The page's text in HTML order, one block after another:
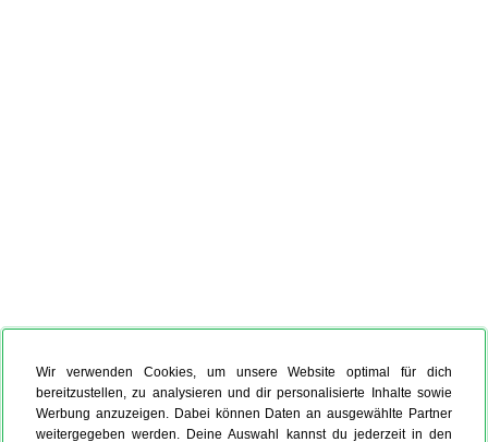
Wir verwenden Cookies, um unsere Website optimal für dich
bereitzustellen, zu analysieren und dir personalisierte Inhalte sowie
Werbung anzuzeigen. Dabei können Daten an ausgewählte Partner
weitergegeben werden. Deine Auswahl kannst du jederzeit in den